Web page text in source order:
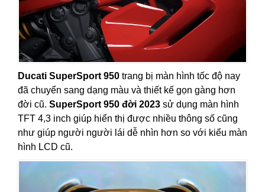
Ducati SuperSport 950 trang bị màn hình tốc độ nay
đã chuyển sang dạng màu và thiết kế gọn gàng hơn
đời cũ. SuperSport 950 đời 2023 sử dụng màn hình
TFT 4,3 inch giúp hiển thị được nhiều thông số cũng
như giúp người người lái dễ nhìn hơn so với kiểu màn
hình LCD cũ.